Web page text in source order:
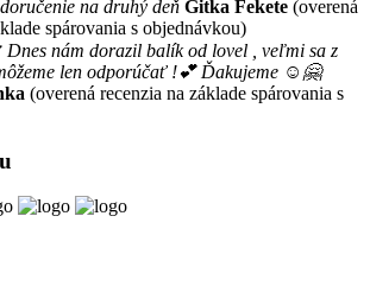
na druhý deň Gitka Fekete (overená
spárovania s objednávkou)
Dnes nám dorazil balík od lovel , veľmi sa z
len odporúčať !💕 Ďakujeme ☺️🤗
(overená recenzia na základe spárovania s